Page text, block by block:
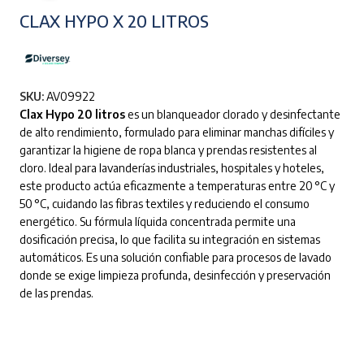
CLAX HYPO X 20 LITROS
SKU:AV09922
Clax Hypo 20 litroses un blanqueador clorado y desinfectante
de alto rendimiento, formulado para eliminar manchas difíciles y
garantizar la higiene de ropa blanca y prendas resistentes al
cloro. Ideal para lavanderías industriales, hospitales y hoteles,
este producto actúa eficazmente a temperaturas entre 20 °C y
50 °C, cuidando las fibras textiles y reduciendo el consumo
energético. Su fórmula líquida concentrada permite una
dosificación precisa, lo que facilita su integración en sistemas
automáticos. Es una solución confiable para procesos de lavado
donde se exige limpieza profunda, desinfección y preservación
de las prendas.